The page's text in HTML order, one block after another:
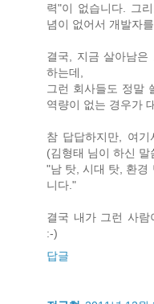
력"이 없습니다. 그
념이 없어서 개발자
결국, 지금 살아남
하는데,
그런 회사들도 정말
역량이 없는 경우가
참 답답하지만, 여
(김형태 님이 하신 말
"남 탓, 시대 탓, 환경
니다."
결국 내가 그런 사람
:-)
답글